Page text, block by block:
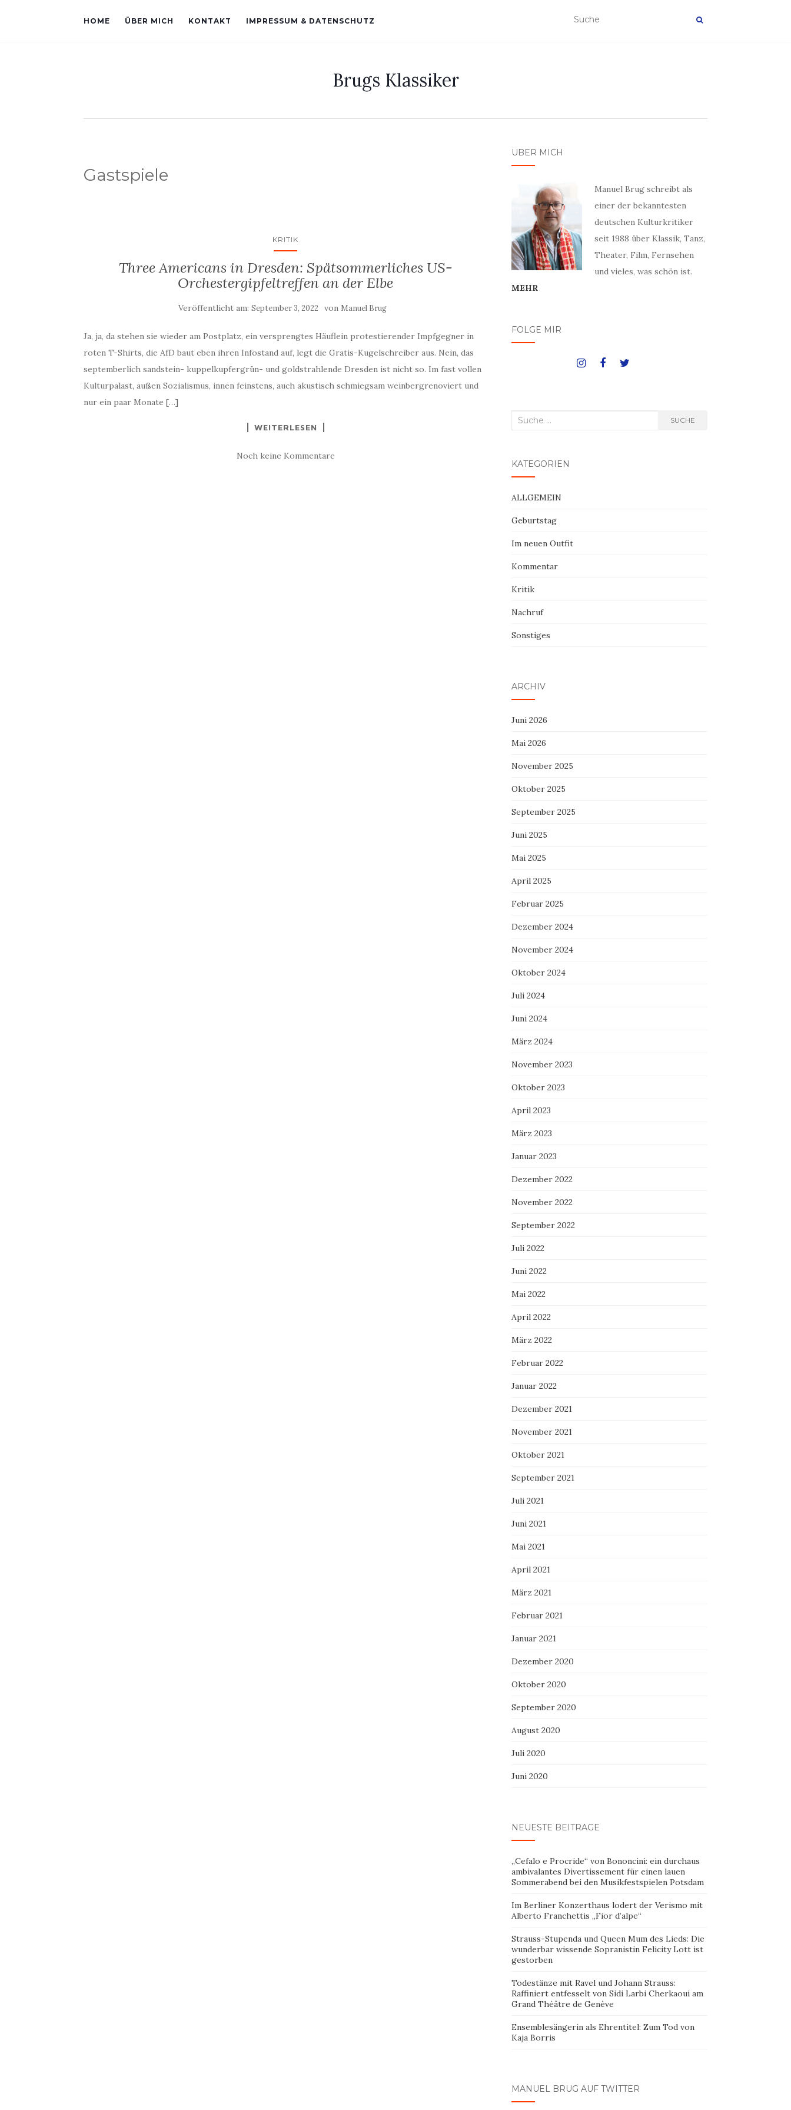
HOME ÜBER MICH KONTAKT IMPRESSUM & DATENSCHUTZ
Brugs Klassiker
Gastspiele
KRITIK
Three Americans in Dresden: Spätsommerliches US-
Orchestergipfeltreffen an der Elbe
Veröffentlicht am:September 3, 2022 von Manuel Brug
Ja, ja, da stehen sie wieder am Postplatz, ein versprengtes Häuflein protestierender Impfgegner in
roten T-Shirts, die AfD baut eben ihren Infostand auf, legt die Gratis-Kugelschreiber aus. Nein, das
septemberlich sandstein- kuppelkupfergrün- und goldstrahlende Dresden ist nicht so. Im fast vollen
Kulturpalast, außen Sozialismus, innen feinstens, auch akustisch schmiegsam weinbergrenoviert und
nur ein paar Monate […]
WEITERLESEN
Noch keine Kommentare
ÜBER MICH
Manuel Brug schreibt als
einer der bekanntesten
deutschen Kulturkritiker
seit 1988 über Klassik, Tanz,
Theater, Film, Fernsehen
und vieles, was schön ist.
MEHR
FOLGE MIR
Suche
SUCHE
KATEGORIEN
ALLGEMEIN
Geburtstag
Im neuen Outfit
Kommentar
Kritik
Nachruf
Sonstiges
ARCHIV
Juni 2026
Mai 2026
November 2025
Oktober 2025
September 2025
Juni 2025
Mai 2025
April 2025
Februar 2025
Dezember 2024
November 2024
Oktober 2024
Juli 2024
Juni 2024
März 2024
November 2023
Oktober 2023
April 2023
März 2023
Januar 2023
Dezember 2022
November 2022
September 2022
Juli 2022
Juni 2022
Mai 2022
April 2022
März 2022
Februar 2022
Januar 2022
Dezember 2021
November 2021
Oktober 2021
September 2021
Juli 2021
Juni 2021
Mai 2021
April 2021
März 2021
Februar 2021
Januar 2021
Dezember 2020
Oktober 2020
September 2020
August 2020
Juli 2020
Juni 2020
NEUESTE BEITRÄGE
„Cefalo e Procride“ von Bononcini: ein durchaus
ambivalantes Divertissement für einen lauen
Sommerabend bei den Musikfestspielen Potsdam
Im Berliner Konzerthaus lodert der Verismo mit
Alberto Franchettis „Fior d’alpe“
Strauss-Stupenda und Queen Mum des Lieds: Die
wunderbar wissende Sopranistin Felicity Lott ist
gestorben
Todestänze mit Ravel und Johann Strauss:
Raffiniert entfesselt von Sidi Larbi Cherkaoui am
Grand Théâtre de Genève
Ensemblesängerin als Ehrentitel: Zum Tod von
Kaja Borris
MANUEL BRUG AUF TWITTER